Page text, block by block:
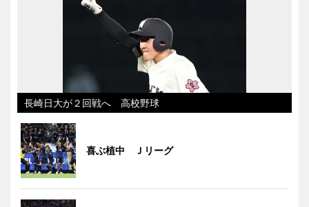
長崎日大が２回戦へ 高校野球
喜ぶ植中 Ｊリーグ